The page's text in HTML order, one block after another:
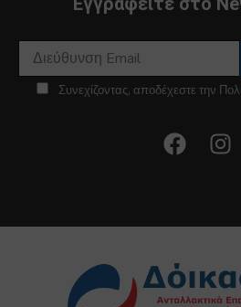
Συνεχίζοντας, αποδέχεστε την